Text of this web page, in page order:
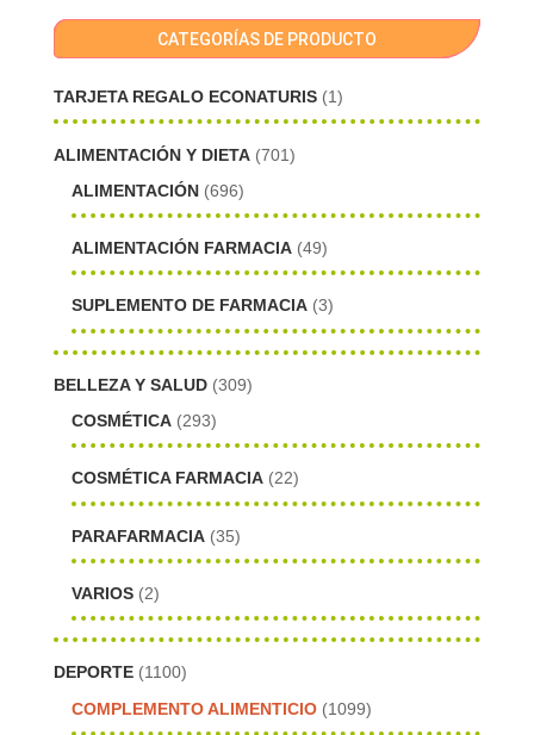
CATEGORÍAS DE PRODUCTO
TARJETA REGALO ECONATURIS (1)
ALIMENTACIÓN Y DIETA (701)
ALIMENTACIÓN (696)
ALIMENTACIÓN FARMACIA (49)
SUPLEMENTO DE FARMACIA (3)
BELLEZA Y SALUD (309)
COSMÉTICA (293)
COSMÉTICA FARMACIA (22)
PARAFARMACIA (35)
VARIOS (2)
DEPORTE (1100)
COMPLEMENTO ALIMENTICIO (1099)